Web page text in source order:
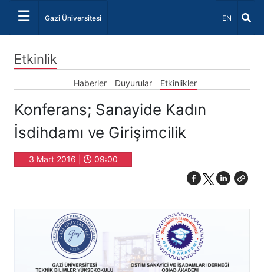
☰ Gazi Üniversitesi Dil Seçiniz
EN
Etkinlik
Haberler Duyurular Etkinlikler
Konferans; Sanayide Kadın
İsdihdamı ve Girişimcilik
3 Mart 2016 | 09:00